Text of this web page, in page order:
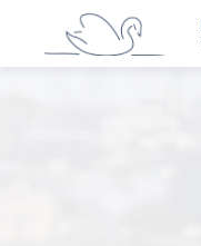
contenu